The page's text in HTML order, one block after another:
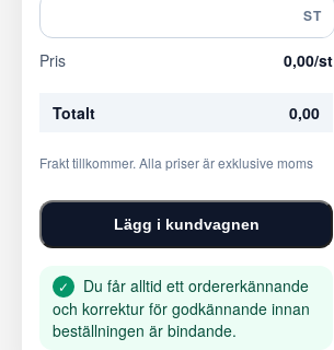
ST
Pris 0,00/st
Totalt 0,00
Frakt tillkommer. Alla priser är exklusive moms
Lägg i kundvagnen
✓
Du får alltid ett ordererkännande
och korrektur för godkännande innan
beställningen är bindande.